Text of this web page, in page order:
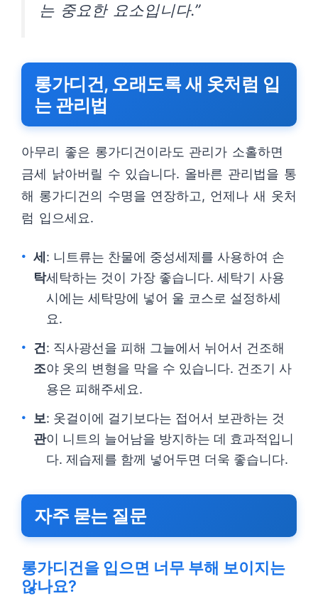
는 중요한 요소입니다.”
롱가디건, 오래도록 새 옷처럼 입
는 관리법
아무리 좋은 롱가디건이라도 관리가 소홀하면
금세 낡아버릴 수 있습니다. 올바른 관리법을 통
해 롱가디건의 수명을 연장하고, 언제나 새 옷처
럼 입으세요.
세
탁
: 니트류는 찬물에 중성세제를 사용하여 손
세탁하는 것이 가장 좋습니다. 세탁기 사용
시에는 세탁망에 넣어 울 코스로 설정하세
요.
건
조
: 직사광선을 피해 그늘에서 뉘어서 건조해
야 옷의 변형을 막을 수 있습니다. 건조기 사
용은 피해주세요.
보
관
: 옷걸이에 걸기보다는 접어서 보관하는 것
이 니트의 늘어남을 방지하는 데 효과적입니
다. 제습제를 함께 넣어두면 더욱 좋습니다.
자주 묻는 질문
롱가디건을 입으면 너무 부해 보이지는
않나요?